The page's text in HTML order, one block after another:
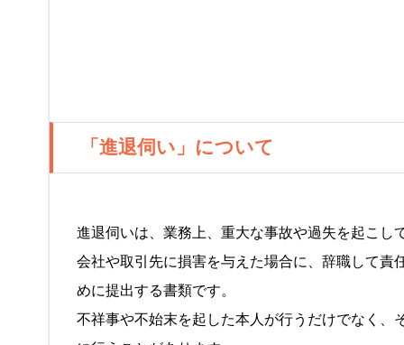
「進退伺い」について
進退伺いは、業務上、重大な事故や過失を起こし
会社や取引先に損害を与えた場合に、辞職して責
めに提出する書類です。
不祥事や不始末を起した本人が行うだけでなく、